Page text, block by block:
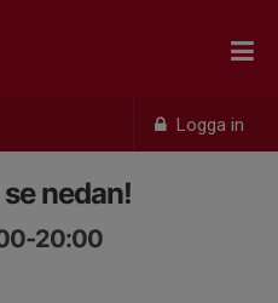
Logga in
nedan!
20:00